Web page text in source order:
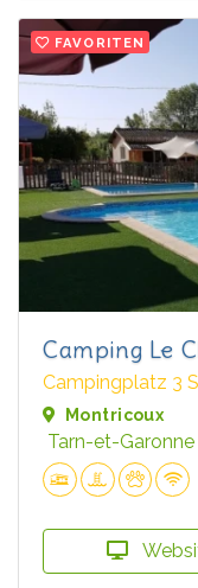
FAVORITEN
Camping Le
Campingplatz 3
Montricoux
Tarn-et-Garonne